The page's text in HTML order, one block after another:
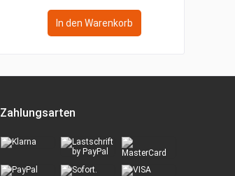
In den Warenkorb
Zahlungsarten